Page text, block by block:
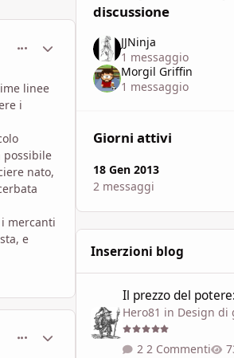
comment_801359
Statistiche Autore
linee
i
possibile
nato,
mercanti
e
comment_801374
Statistiche Autore
discussione
JJNinja
1 messaggio
Morgil Griffin
1 messaggio
Giorni attivi
18 Gen 2013
2 messaggi
Inserzioni blog
Il prezzo del
Hero81 in Design di
2 Commenti